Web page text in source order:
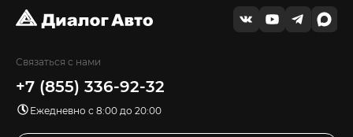
Связаться с нами
+7 (855) 336-92-32
Ежедневно с 8:00 до 20:00